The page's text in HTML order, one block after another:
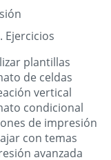
Ejercicios
plantillas
de celdas
vertical
condicional
de impresión
con temas
avanzada